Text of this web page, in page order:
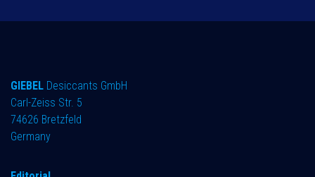
GIEBEL Desiccants GmbH
Carl-Zeiss Str. 5
74626 Bretzfeld
Germany